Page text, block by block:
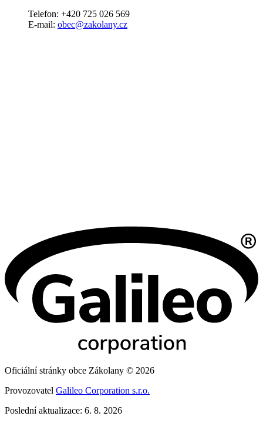
Telefon: +420 725 026 569
E-mail: obec@zakolany.cz
Oficiální stránky obce Zákolany © 2026
Provozovatel Galileo Corporation s.r.o.
Poslední aktualizace: 6. 8. 2026